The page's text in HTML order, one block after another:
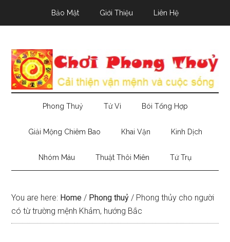
Bảo Mật Giới Thiệu Liên Hệ
Phong Thuỷ Tử Vi Bói Tổng Hợp
Giải Mộng Chiêm Bao Khai Vận Kinh Dịch
Nhóm Máu Thuật Thôi Miên Tứ Trụ
You are here: Home / Phong thuỷ / Phong thủy cho người
có từ trường mệnh Khảm, hướng Bắc